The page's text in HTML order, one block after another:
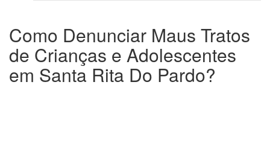
Como Denunciar Maus Tratos
de Crianças e Adolescentes
em Santa Rita Do Pardo?